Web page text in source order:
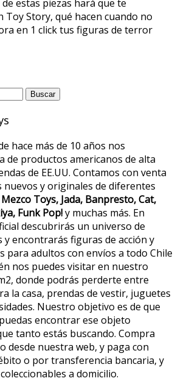
estas piezas hará que te
Toy Story, qué hacen cuando no
en 1 click tus figuras de terror
hace más de 10 años nos
de productos americanos de alta
de EE.UU. Contamos con venta
y originales de diferentes
Toys, Jada, Banpresto, Cat,
Funk Pop!y muchas más. En
descubrirás un universo de
encontrarás figuras de acción y
para adultos con envíos a todo Chile
nos puedes visitar en nuestro
donde podrás perderte entre
la casa, prendas de vestir, juguetes
Nuestro objetivo es de que
encontrar ese objeto
tanto estás buscando. Compra
desde nuestra web, y paga con
o por transferencia bancaria, y
a domicilio.